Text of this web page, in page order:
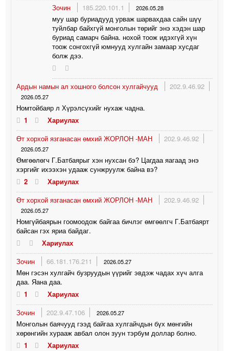
Зочин
185.220.101.1 2026.05.28
муу шар буриадууд урваж шарвахдаа сайн шүү
туйлбар байхгүй монголын төрийг энэ хэдэн шар
буриад самарч байна. нохой тоож идэхгүй хүн
тоож сонгохгүй юмнууд хулгайн замаар хусдаг
болж дээ.
Ардын намын ал хошного болсон хулгайчууд 202.9.46.92
2026.05.27
Номтойбаяр л Хүрэлсүхийг нухаж чадна.
1
Хариулах
Өт хорхой язганасан өмхий ЖОРЛОН -МАН
202.9.46.92
2026.05.27
Өмгөөлөгч Г.Батбаярыг хэн нухсан бэ? Цагдаа яагаад энэ
хэргийг ихээхэн удааж сунжруулж байна вэ?
2
Хариулах
Өт хорхой язганасан өмхий ЖОРЛОН -МАН
202.9.46.92
2026.05.27
Номгүйбаярын гоомоодож байгаа бичлэг өмгөөлгч Г.Батбаярт
байсан гэх яриа байдаг.
Хариулах
Зочин
66.181.176.211 2026.05.27
Мөн гэсэн хулгайч бузруудын үүрийг эвдэж чадах хүч алга
даа. Яана даа.
1
Хариулах
Зочин
202.9.47.106 2026.05.27
Монголын баячууд гээд байгаа хулгайчдын бүх мөнгийн
хөрөнгийн хурааж авбал олон зуун тэрбум доллар болно.
1
Хариулах